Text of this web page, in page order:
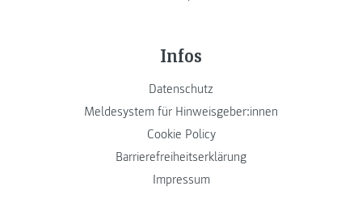
Infos
Datenschutz
Meldesystem für Hinweisgeber:innen
Cookie Policy
Barrierefreiheitserklärung
Impressum